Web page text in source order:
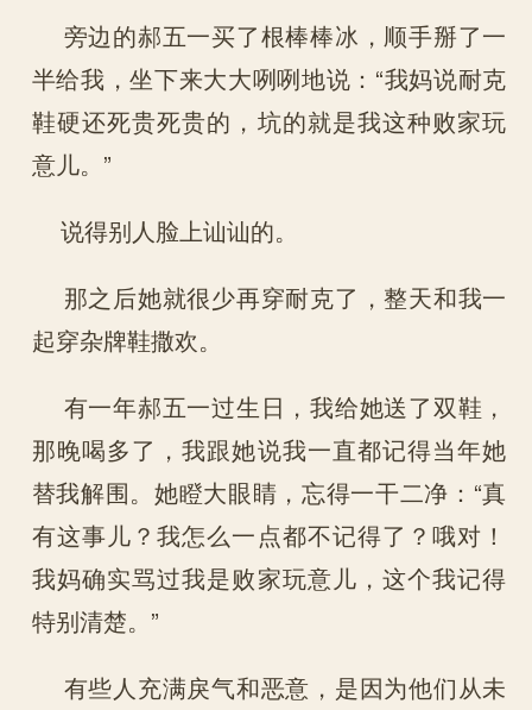
旁边的郝五一买了根棒棒冰，顺手掰了一
半给我，坐下来大大咧咧地说：“我妈说耐克
鞋硬还死贵死贵的，坑的就是我这种败家玩
意儿。”
说得别人脸上讪讪的。
那之后她就很少再穿耐克了，整天和我一
起穿杂牌鞋撒欢。
有一年郝五一过生日，我给她送了双鞋，
那晚喝多了，我跟她说我一直都记得当年她
替我解围。她瞪大眼睛，忘得一干二净：“真
有这事儿？我怎么一点都不记得了？哦对！
我妈确实骂过我是败家玩意儿，这个我记得
特别清楚。”
有些人充满戾气和恶意，是因为他们从未